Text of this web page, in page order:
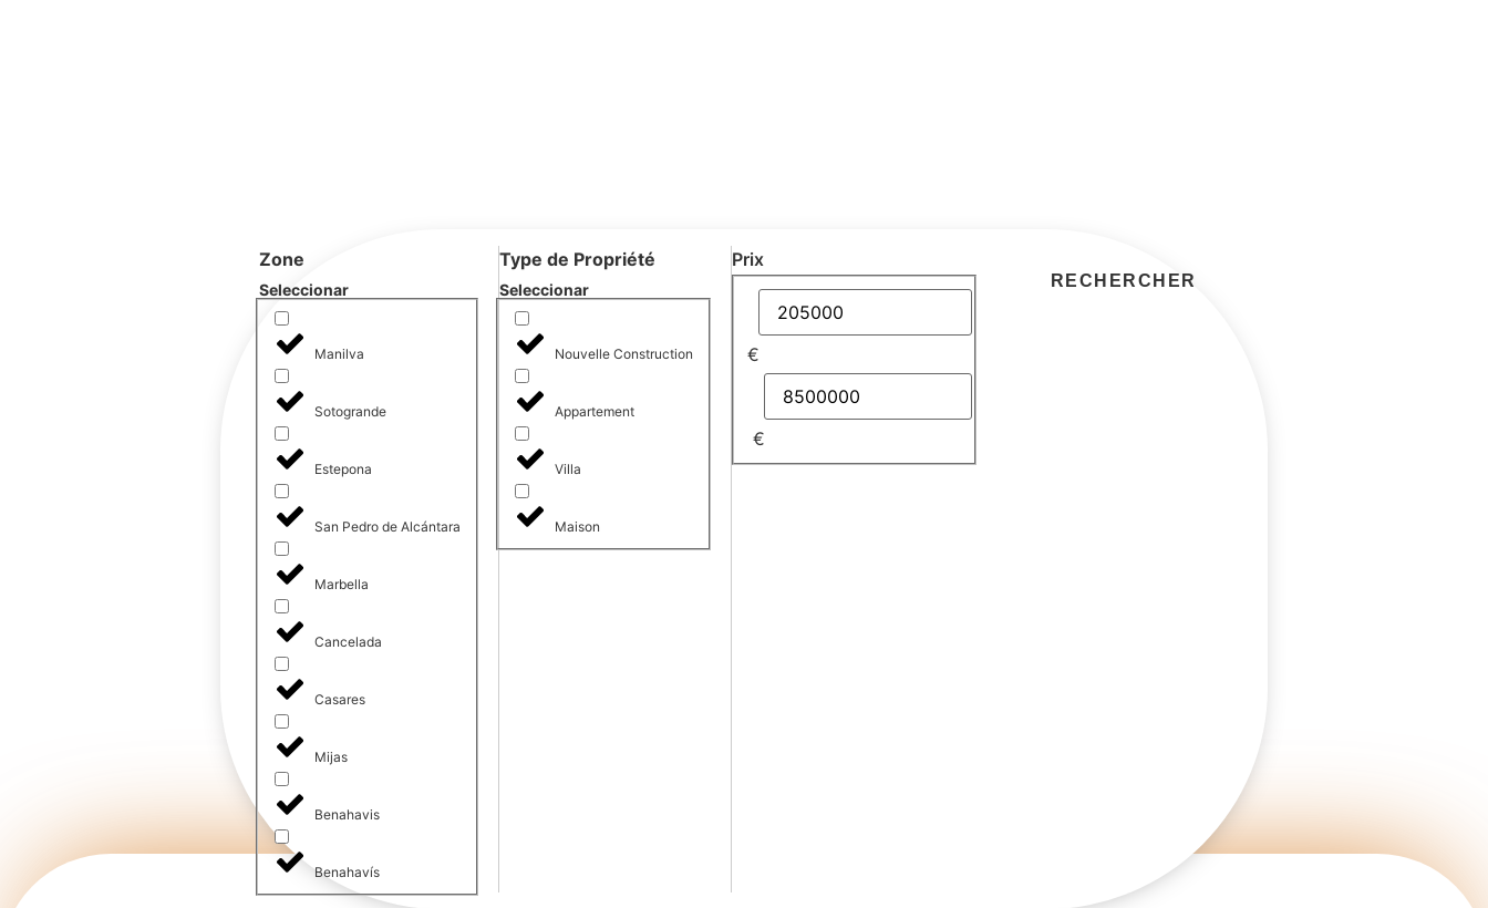
Zone
Seleccionar
Manilva
Sotogrande
Estepona
San Pedro de Alcántara
Marbella
Cancelada
Casares
Mijas
Benahavis
Benahavís
Type de Propriété
Seleccionar
Nouvelle Construction
Appartement
Villa
Maison
Prix
€
€
RECHERCHER